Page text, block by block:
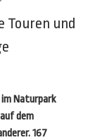
Touren und
Naturpark
dem
167